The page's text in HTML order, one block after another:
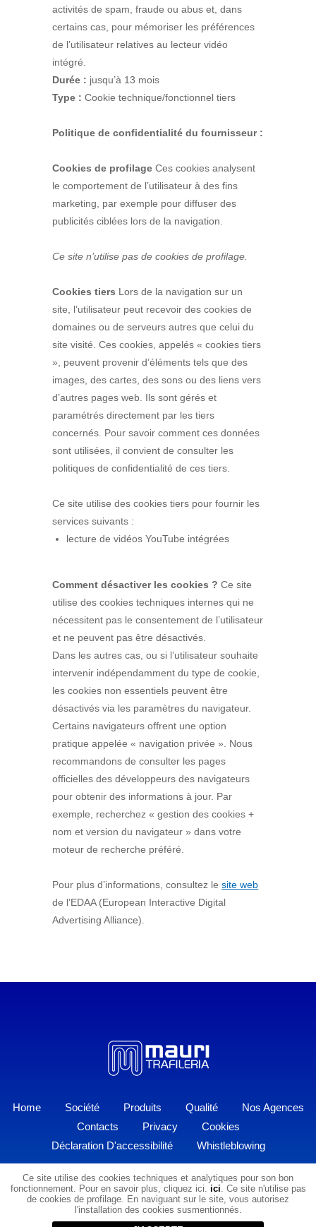
activités de spam, fraude ou abus et, dans
certains cas, pour mémoriser les préférences
de l’utilisateur relatives au lecteur vidéo
intégré.
Durée : jusqu’à 13 mois
Type : Cookie technique/fonctionnel tiers
Politique de confidentialité du fournisseur :
Cookies de profilage Ces cookies analysent
le comportement de l’utilisateur à des fins
marketing, par exemple pour diffuser des
publicités ciblées lors de la navigation.
Ce site n’utilise pas de cookies de profilage.
Cookies tiers Lors de la navigation sur un
site, l’utilisateur peut recevoir des cookies de
domaines ou de serveurs autres que celui du
site visité. Ces cookies, appelés « cookies tiers
», peuvent provenir d’éléments tels que des
images, des cartes, des sons ou des liens vers
d’autres pages web. Ils sont gérés et
paramétrés directement par les tiers
concernés. Pour savoir comment ces données
sont utilisées, il convient de consulter les
politiques de confidentialité de ces tiers.
Ce site utilise des cookies tiers pour fournir les
services suivants :
lecture de vidéos YouTube intégrées
Comment désactiver les cookies ? Ce site
utilise des cookies techniques internes qui ne
nécessitent pas le consentement de l’utilisateur
et ne peuvent pas être désactivés.
Dans les autres cas, ou si l’utilisateur souhaite
intervenir indépendamment du type de cookie,
les cookies non essentiels peuvent être
désactivés via les paramètres du navigateur.
Certains navigateurs offrent une option
pratique appelée « navigation privée ». Nous
recommandons de consulter les pages
officielles des développeurs des navigateurs
pour obtenir des informations à jour. Par
exemple, recherchez « gestion des cookies +
nom et version du navigateur » dans votre
moteur de recherche préféré.
Pour plus d’informations, consultez lesite web
de l’EDAA (European Interactive Digital
Advertising Alliance).
Home Société Produits Qualité
Nos Agences
Contacts
Privacy
Cookies
Déclaration D'accessibilité
Whistleblowing
© Copyright 2017 Trafileria A.Mauri e Figli S.p.A.C.F. - P.Iva
00209800135
Ce site utilise des cookies techniques et analytiques pour son bon
fonctionnement. Pour en savoir plus, cliquez ici. ici. Ce site n'utilise pas
de cookies de profilage. En naviguant sur le site, vous autorisez
l'installation des cookies susmentionnés.